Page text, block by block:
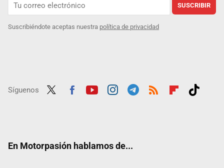
SUSCRIBIR
Suscribiéndote aceptas nuestra política de privacidad
Síguenos
En Motorpasión hablamos de...